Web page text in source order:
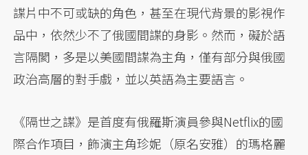
諜片中不可或缺的角色，甚至在現代背景的影視作
品中，依然少不了俄國間諜的身影。然而，礙於語
言隔閡，多是以美國間諜為主角，僅有部分與俄國
政治高層的對手戲，並以英語為主要語言。
《隔世之諜》是首度有俄羅斯演員參與Netflix的國
際合作項目，飾演主角珍妮（原名安雅）的瑪格麗